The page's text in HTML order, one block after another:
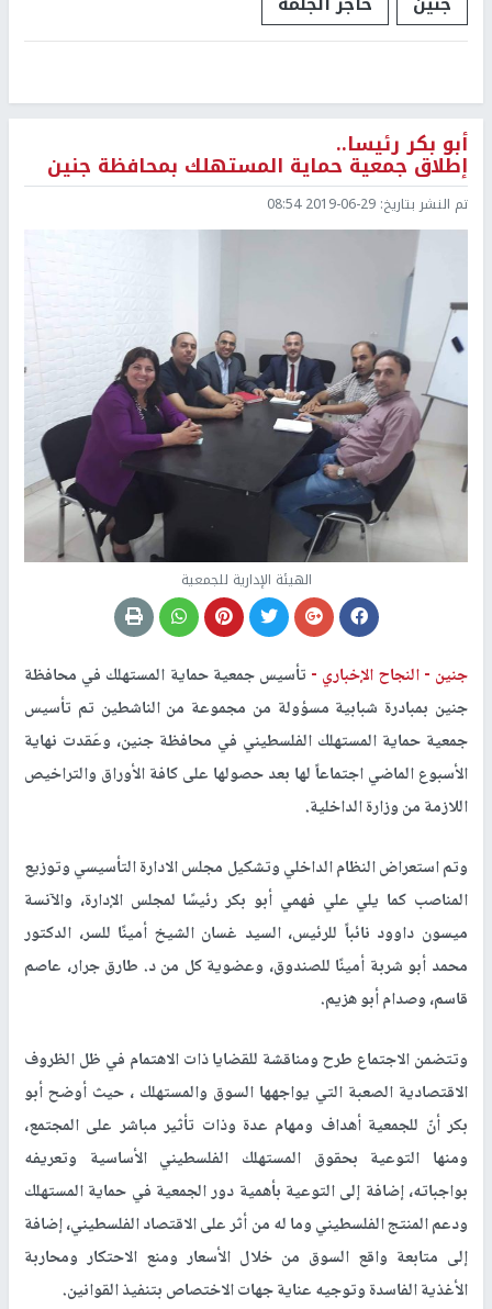
أبو بكر رئيسا..
إطلاق جمعية حماية المستهلك بمحافظة جنين
تم النشر بتاريخ: 2019-06-29 08:54
الهيئة الإدارية للجمعية
جنين -النجاح الإخباري - تأسيس جمعية حماية المستهلك في محافظة
جنين بمبادرة شبابية مسؤولة من مجموعة من الناشطين تم تأسيس
جمعية حماية المستهلك الفلسطيني في محافظة جنين، وعَقدت نهاية
الأسبوع الماضي اجتماعاً لها بعد حصولها على كافة الأوراق والتراخيص
اللازمة من وزارة الداخلية.
وتم استعراض النظام الداخلي وتشكيل مجلس الادارة التأسيسي وتوزيع
المناصب كما يلي علي فهمي أبو بكر رئيسًا لمجلس الإدارة، والآنسة
ميسون داوود نائباً للرئيس، السيد غسان الشيخ أمينًا للسر، الدكتور
محمد أبو شربة أمينًا للصندوق، وعضوية كل من د. طارق جرار، عاصم
قاسم، وصدام أبو هزيم.
وتتضمن الاجتماع طرح ومناقشة للقضايا ذات الاهتمام في ظل الظروف
الاقتصادية الصعبة التي يواجهها السوق والمستهلك ، حيث أوضح أبو
بكر أنّ للجمعية أهداف ومهام عدة وذات تأثير مباشر على المجتمع،
ومنها التوعية بحقوق المستهلك الفلسطيني الأساسية وتعريفه
بواجباته، إضافة إلى التوعية بأهمية دور الجمعية في حماية المستهلك
ودعم المنتج الفلسطيني وما له من أثر على الاقتصاد الفلسطيني، إضافة
إلى متابعة واقع السوق من خلال الأسعار ومنع الاحتكار ومحاربة
الأغذية الفاسدة وتوجيه عناية جهات الاختصاص بتنفيذ القوانين.